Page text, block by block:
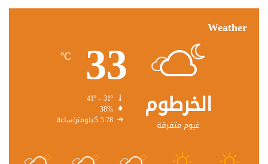
Weather
الخرطوم
غيوم متفرقة
33
℃
38%
5.78 كيلومتر/ساعة